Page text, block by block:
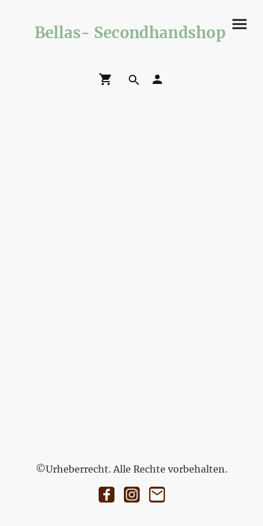
Bellas- Secondhandshop
©Urheberrecht. Alle Rechte vorbehalten.